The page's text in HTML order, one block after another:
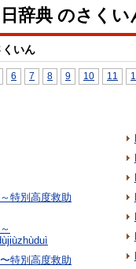
辞典 のさくい
くいん
6 7 8 9 10 11
特別高度救助
特別高度救助